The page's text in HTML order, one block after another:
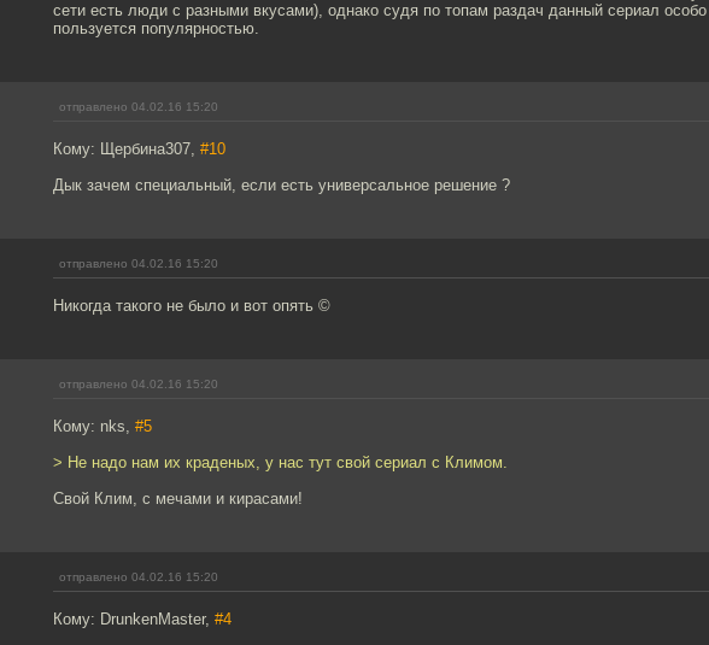
сети есть люди с разными вкусами), однако судя по топам раздач данный сериал особо
пользуется популярностью.
отправлено 04.02.16 15:20
Кому: Щербина307, #10
Дык зачем специальный, если есть универсальное решение ?
отправлено 04.02.16 15:20
Никогда такого не было и вот опять ©
отправлено 04.02.16 15:20
Кому: nks, #5
> Не надо нам их краденых, у нас тут свой сериал с Климом.
Свой Клим, с мечами и кирасами!
отправлено 04.02.16 15:20
Кому: DrunkenMaster, #4